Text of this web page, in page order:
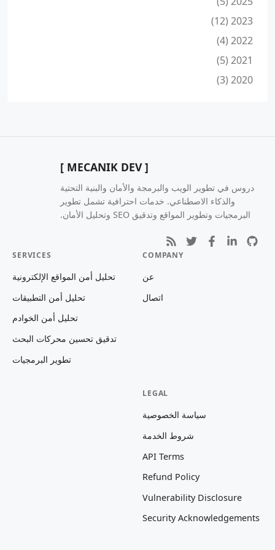
2023 (12)
2022 (4)
2021 (5)
2020 (3)
[ MECANIK DEV ]
دروس في تطوير الويب والبرمجة والأمان والبنية التحتية
والذكاء الاصطناعي. خدمات احترافية تشمل تطوير
البرمجيات وتطوير المواقع وتدقيق SEO وتحليل الأمان.
COMPANY
عن
اتصال
SERVICES
تحليل أمن المواقع الإلكترونية
تحليل أمن التطبيقات
تحليل أمن الخوادم
تدقيق تحسين محركات البحث
تطوير البرمجيات
LEGAL
سياسة الخصوصية
شروط الخدمة
API Terms
Refund Policy
Vulnerability Disclosure
Security Acknowledgements